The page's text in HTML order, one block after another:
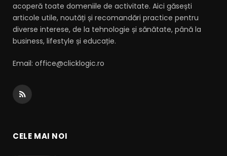
acoperă toate domeniile de activitate. Aici găsești
articole utile, noutăți și recomandări practice pentru
diverse interese, de la tehnologie și sănătate, până la
business, lifestyle și educație.
Email: office@clicklogic.ro
RSS
CELE MAI NOI